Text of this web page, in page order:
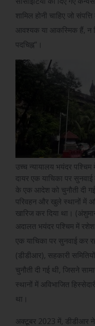
शामिल होनी चाहिए जो
आवश्यक या आकस्मिक हैं, न
पदचिह्न”।
उच्च न्यायालय भयंदर पश्चिम
दायर एक याचिका पर
के एक आदेश को चुनौती दी
परिवहन और खुले स्थानों में
खारिज कर दिया था।
अदालत भयंदर पश्चिम में रशेश
एक याचिका पर सुनवाई कर
(डीडीआर), सहकारी
चुनौती दी गई थी, जिसने
स्थानों में अविभाजित
था।
अक्टूबर 2023 में, डीडीआर